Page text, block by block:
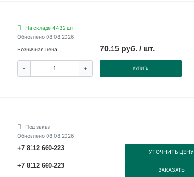
На складе 4432 шт.
Обновлено 08.08.2026
Розничная цена:
70.15 руб. / шт.
- + КУПИТЬ
Под заказ
Обновлено 08.08.2026
+7 8112 660-223
УТОЧНИТЬ ЦЕНУ
+7 8112 660-223
ЗАКАЗАТЬ